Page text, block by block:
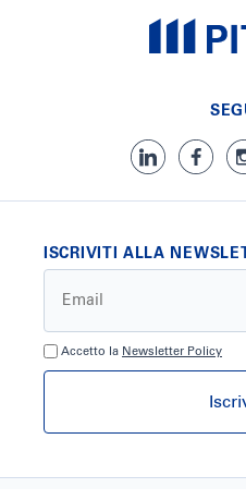
ISCRIVITI ALLA
Accetto la Newsletter Policy